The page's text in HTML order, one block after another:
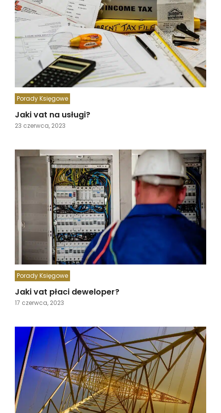
Porady Księgowe
Jaki vat na usługi?
23 czerwca, 2023
Porady Księgowe
Jaki vat płaci deweloper?
17 czerwca, 2023